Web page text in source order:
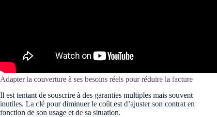
Adapter la couverture à ses besoins réels pour réduire la facture
Il est tentant de souscrire à des garanties multiples mais souvent
inutiles. La clé pour diminuer le coût est d’ajuster son contrat en
fonction de son usage et de sa situation.